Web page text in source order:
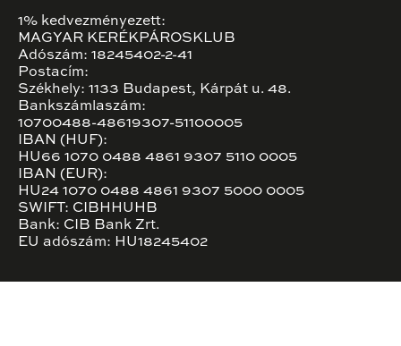
1% kedvezményezett:
MAGYAR KERÉKPÁROSKLUB
Adószám: 18245402-2-41
Postacím:
Székhely: 1133 Budapest, Kárpát u. 48.
Bankszámlaszám:
10700488-48619307-51100005
IBAN (HUF):
HU66 1070 0488 4861 9307 5110 0005
IBAN (EUR):
HU24 1070 0488 4861 9307 5000 0005
SWIFT: CIBHHUHB
Bank: CIB Bank Zrt.
EU adószám: HU18245402